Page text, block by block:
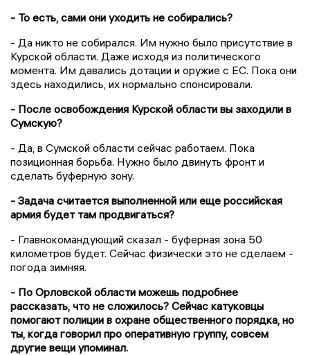
- То есть, сами они уходить не собирались?
- Да никто не собирался. Им нужно было присутствие в
Курской области. Даже исходя из политического
момента. Им давались дотации и оружие с ЕС. Пока они
здесь находились, их нормально спонсировали.
- После освобождения Курской области вы заходили в
Сумскую?
- Да, в Сумской области сейчас работаем. Пока
позиционная борьба. Нужно было двинуть фронт и
сделать буферную зону.
- Задача считается выполненной или еще российская
армия будет там продвигаться?
- Главнокомандующий сказал - буферная зона 50
километров будет. Сейчас физически это не сделаем -
погода зимняя.
- По Орловской области можешь подробнее
рассказать, что не сложилось? Сейчас катуковцы
помогают полиции в охране общественного порядка, но
ты, когда говорил про оперативную группу, совсем
другие вещи упоминал.